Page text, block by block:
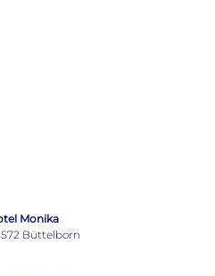
Monika
Büttelborn